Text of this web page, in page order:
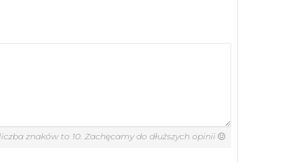
znaków to 10. Zachęcamy do dłuższych opinii